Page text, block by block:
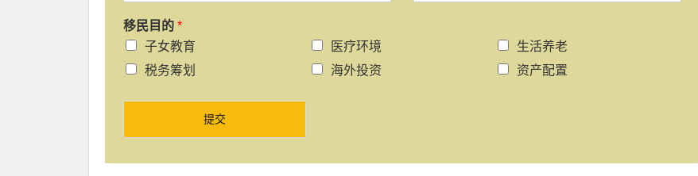
移民目的 *
子女教育
医疗环境
生活养老
税务筹划
海外投资 资产配置
提交